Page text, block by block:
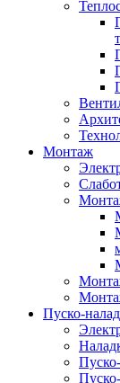
Монтаж
Пуско-